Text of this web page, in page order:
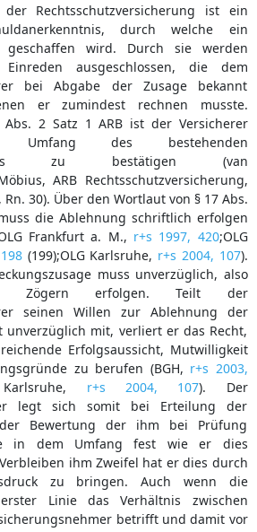
der Rechtsschutzversicherung ist ein
durch welche ein
geschaffen wird. Durch sie werden
ausgeschlossen, die dem
bei Abgabe der Zusage bekannt
er zumindest rechnen musste.
2 Satz 1 ARB ist der Versicherer
Umfang des bestehenden
zu bestätigen (van
ARB Rechtsschutzversicherung,
Rn. 30). Über den Wortlaut von § 17 Abs.
die Ablehnung schriftlich erfolgen
Frankfurt a. M., r+s 1997, 420;OLG
(199);OLG Karlsruhe, r+s 2004, 107).
muss unverzüglich, also
Zögern erfolgen. Teilt der
seinen Willen zur Ablehnung der
unverzüglich mit, verliert er das Recht,
Erfolgsaussicht, Mutwilligkeit
zu berufen (BGH, r+s 2003,
r+s 2004, 107). Der
legt sich somit bei Erteilung der
der Bewertung der ihm bei Prüfung
in dem Umfang fest wie er dies
ihm Zweifel hat er dies durch
zu bringen. Auch wenn die
Linie das Verhältnis zwischen
betrifft und damit vor